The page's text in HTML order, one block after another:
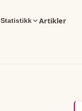
Statistikk Artikler